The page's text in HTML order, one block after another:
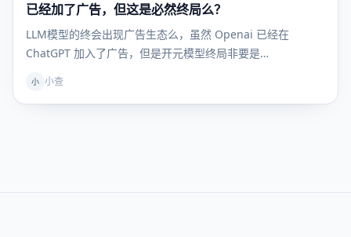
已经加了广告，但这是必然终局么？
LLM模型的终会出现广告生态么，虽然 Openai 已经在
ChatGPT 加入了广告，但是开元模型终局非要是…
小 小查